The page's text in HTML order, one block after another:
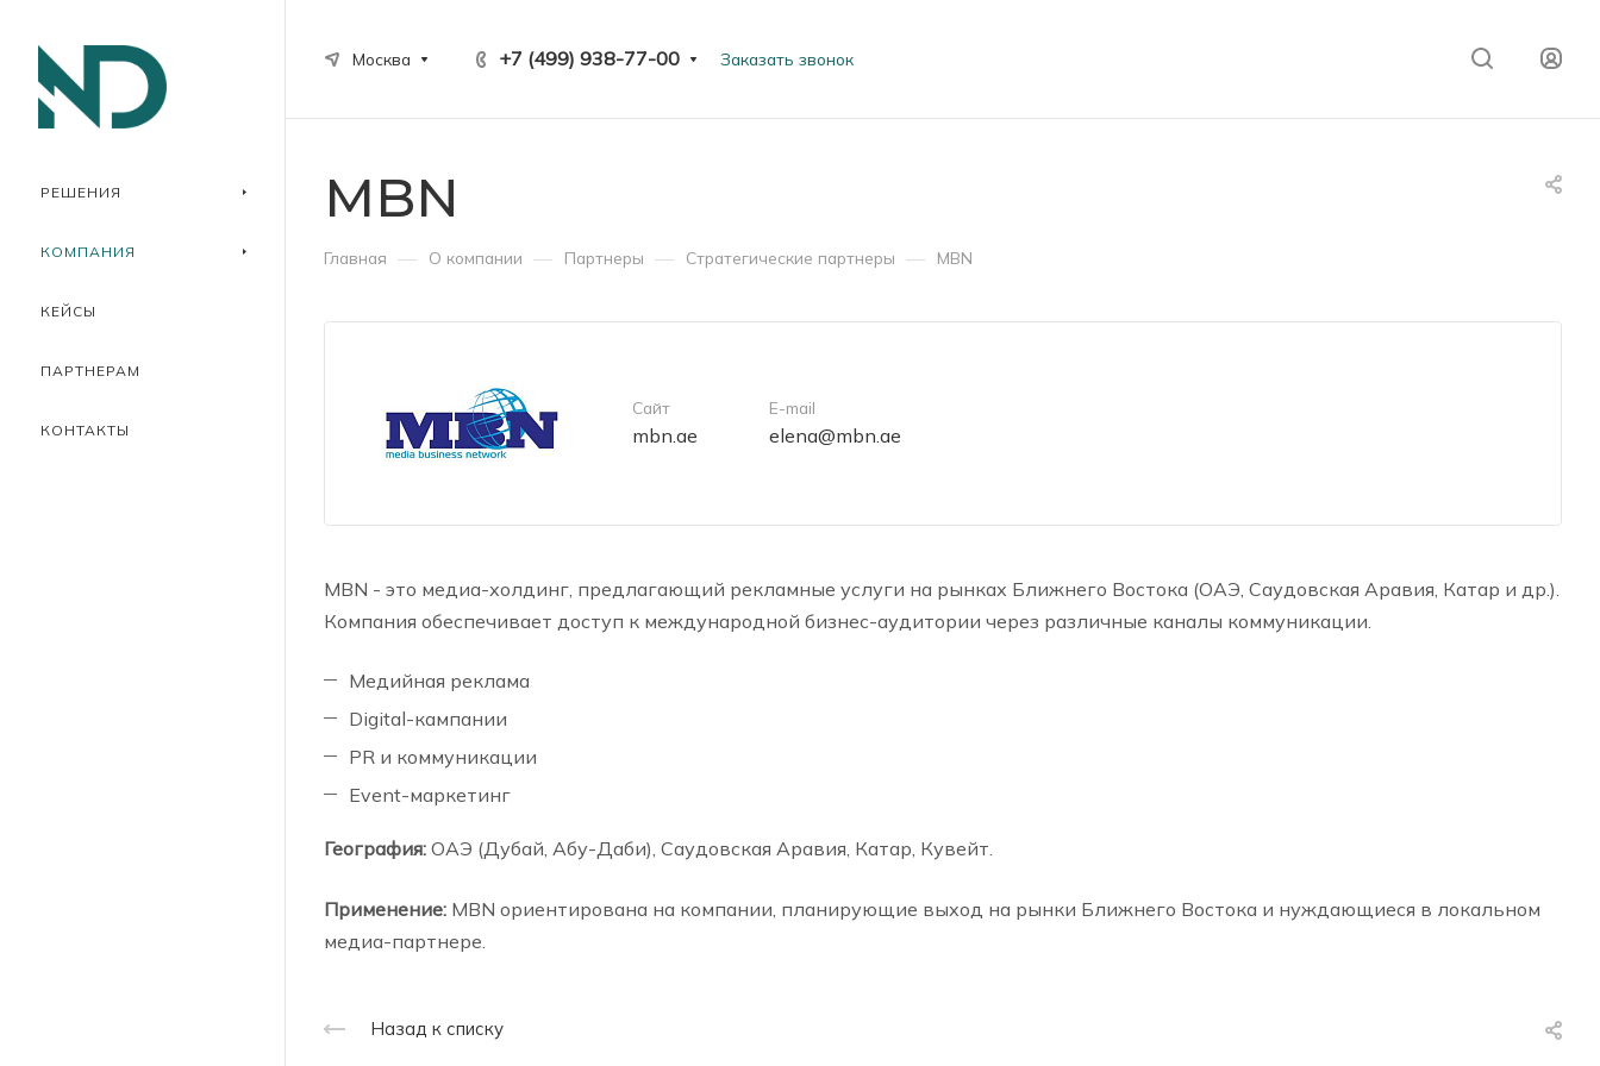
Москва +7 (499) 938-77-00 Заказать звонок
РЕШЕНИЯ
КОМПАНИЯ
КЕЙСЫ
ПАРТНЕРАМ
КОНТАКТЫ
MBN
Главная — О компании — Партнеры — Стратегические партнеры — MBN
Сайт
mbn.ae
E-mail
elena@mbn.ae
MBN - это медиа-холдинг, предлагающий рекламные услуги на рынках Ближнего Востока (ОАЭ, Саудовская Аравия, Катар и др.).
Компания обеспечивает доступ к международной бизнес-аудитории через различные каналы коммуникации.
Медийная реклама
Digital-кампании
PR и коммуникации
Event-маркетинг
География: ОАЭ (Дубай, Абу-Даби), Саудовская Аравия, Катар, Кувейт.
Применение: MBN ориентирована на компании, планирующие выход на рынки Ближнего Востока и нуждающиеся в локальном
медиа-партнере.
Назад к списку